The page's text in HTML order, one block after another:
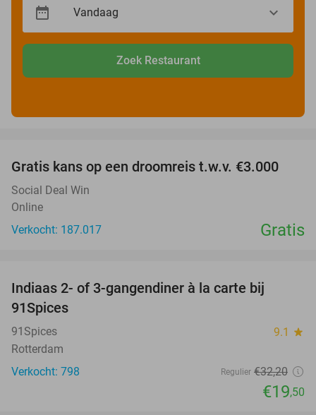
Zoek Restaurant
Gratis kans op een droomreis t.w.v. €3.000
Social Deal Win
Online
Verkocht: 187.017
Gratis
Indiaas 2- of 3-gangendiner à la carte bij
91Spices
91Spices 9.1 star
Rotterdam
Verkocht: 798
Regulier €32,20
€19,50